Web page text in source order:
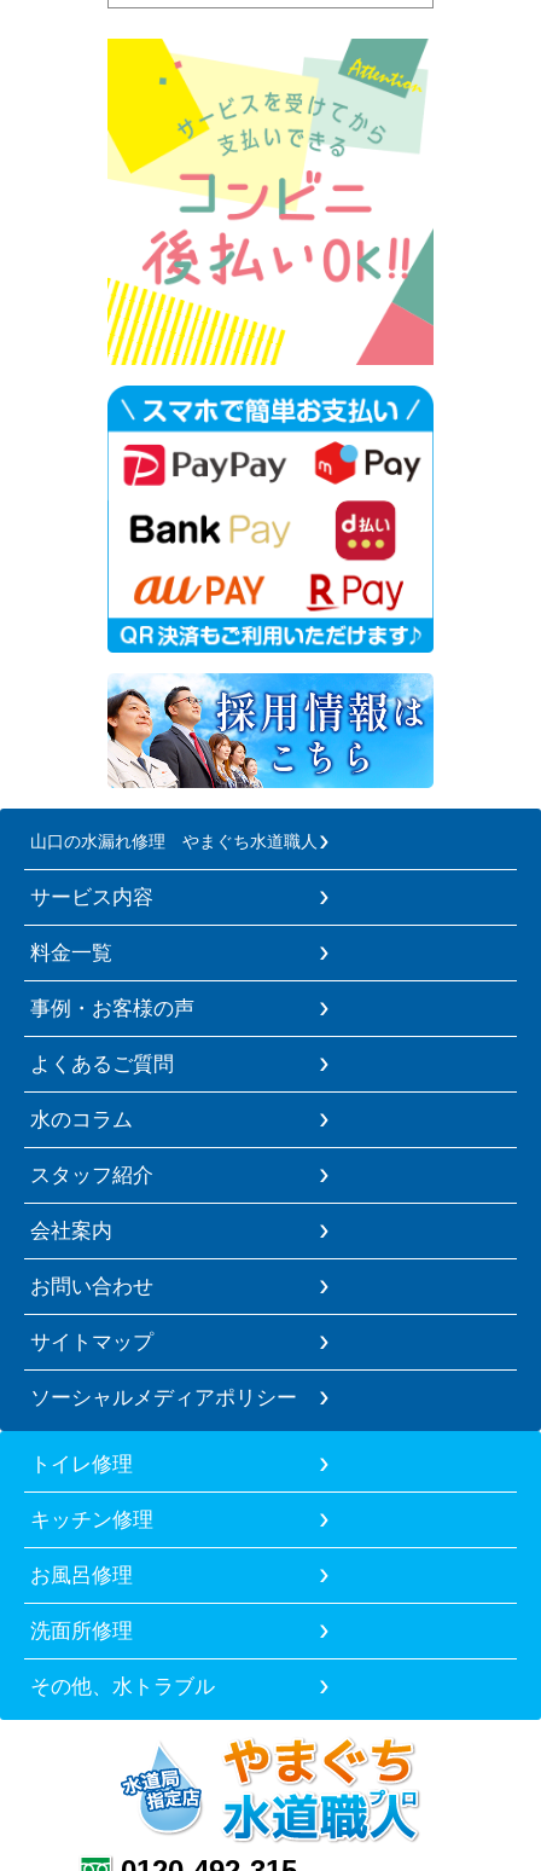
山口の水漏れ修理 やまぐち水道職人
サービス内容
料金一覧
事例・お客様の声
よくあるご質問
水のコラム
スタッフ紹介
会社案内
お問い合わせ
サイトマップ
ソーシャルメディアポリシー
トイレ修理
キッチン修理
お風呂修理
洗面所修理
その他、水トラブル